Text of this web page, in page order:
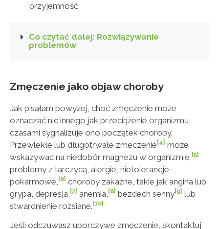
przyjemność.
Co czytać dalej: Rozwiązywanie
problemów
Zmęczenie jako objaw choroby
Jak pisałam powyżej, choć zmęczenie może
oznaczać nic innego jak przeciążenie organizmu,
czasami sygnalizuje ono początek choroby.
Przewlekłe lub długotrwałe zmęczenie [4] może
wskazywać na niedobór magnezu w organizmie, [5]
problemy z tarczycą, alergie, nietolerancje
pokarmowe, [6] choroby zakaźne, takie jak angina lub
grypa, depresja, [7] anemia, [8] bezdech senny[9] lub
stwardnienie rozsiane. [10]
Jeśli odczuwasz uporczywe zmęczenie, skontaktuj